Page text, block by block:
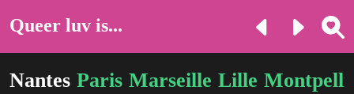
Queer luv is...
Nantes Paris Marseille Lille